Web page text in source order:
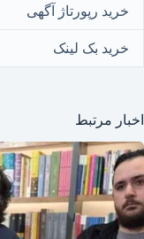
خرید رپورتاژ آگهی
خرید بک لینک
اخبار مرتبط